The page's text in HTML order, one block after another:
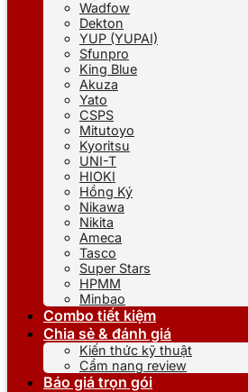
Wadfow
Dekton
YUP (YUPAI)
Sfunpro
King Blue
Akuza
Yato
CSPS
Mitutoyo
Kyoritsu
UNI-T
HIOKI
Hồng Ký
Nikawa
Nikita
Ameca
Tasco
Super Stars
HPMM
Minbao
Combo tiết kiệm
Chia sẻ & đánh giá
Kiến thức kỹ thuật
Cẩm nang review
Báo giá trọn gói